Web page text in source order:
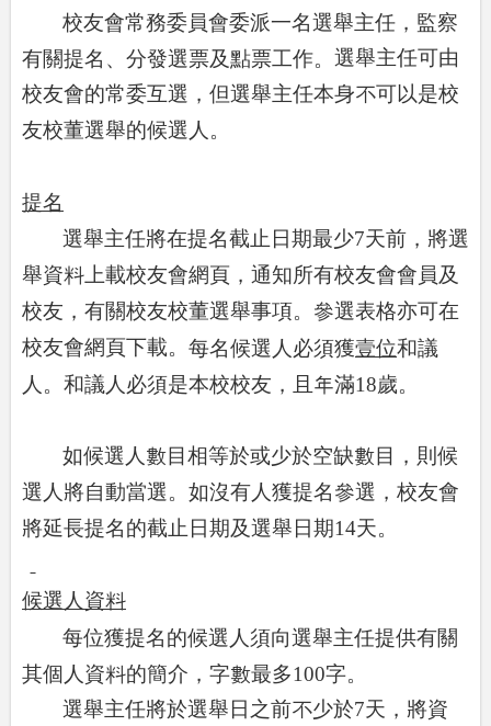
校友會常務委員會委派一名選舉主任，監察
有關提名、分發選票及點票工作。 選舉主任可由
校友會的常委互選，但選舉主任本身不可以是校
友校董選舉的候選人。
提名
選舉主任將在提名截止日期最少7天前，將選
舉資料上載校友會網頁，通知所有校友會會員及
校友，有關校友校董選舉事項。參選表格亦可在
校友會網頁下載。 每名候選人必須獲壹位和議
人。和議人必須是本校校友，且年滿18歲。
如候選人數目相等於或少於空缺數目，則候
選人將自動當選。如沒有人獲提名參選，校友會
將延長提名的截止日期及選舉日期14天。
候選人資料
每位獲提名的候選人須向選舉主任提供有關
其個人資料的簡介，字數最多100字。
選舉主任將於選舉日之前不少於7天，將資